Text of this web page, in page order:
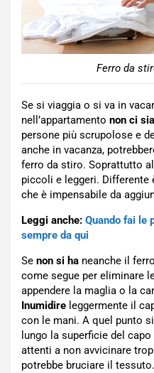
Ferro da
Se si viaggia o si va in
nell’appartamento non ci
persone più scrupolose e
anche in vacanza,
ferro da stiro. Soprattutto
piccoli e leggeri. Differente
che è impensabile da
Leggi anche: Quando fai le
sempre da qui
Se non si ha neanche il
come segue per eliminare
appendere la maglia o la
Inumidire leggermente il
con le mani. A quel punto
lungo la superficie del
attenti a non avvicinare
potrebbe bruciare il